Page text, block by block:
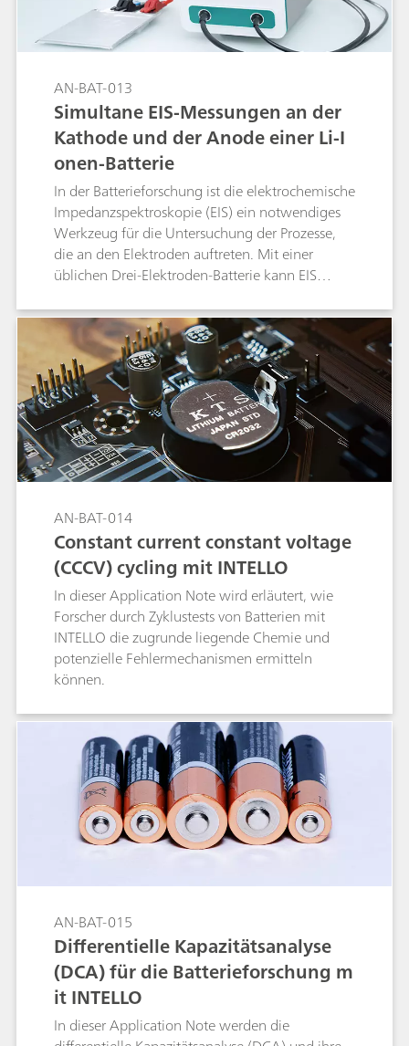
AN-BAT-013
Simultane EIS-Messungen an der
Kathode und der Anode einer Li-I
onen-Batterie
In der Batterieforschung ist die elektrochemische
Impedanzspektroskopie (EIS) ein notwendiges
Werkzeug für die Untersuchung der Prozesse,
die an den Elektroden auftreten. Mit einer
üblichen Drei-Elektroden-Batterie kann EIS
dann an der anderen Elektrode durchgeführt
werden.
AN-BAT-014
Constant current constant voltage
(CCCV) cycling mit INTELLO
In dieser Application Note wird erläutert, wie
Forscher durch Zyklustests von Batterien mit
INTELLO die zugrunde liegende Chemie und
potenzielle Fehlermechanismen ermitteln
können.
AN-BAT-015
Differentielle Kapazitätsanalyse
(DCA) für die Batterieforschung m
it INTELLO
In dieser Application Note werden die